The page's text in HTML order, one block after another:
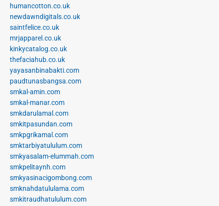
humancotton.co.uk
newdawndigitals.co.uk
saintfelice.co.uk
mrjapparel.co.uk
kinkycatalog.co.uk
thefaciahub.co.uk
yayasanbinabakti.com
paudtunasbangsa.com
smkal-amin.com
smkal-manar.com
smkdarulamal.com
smkitpasundan.com
smkpgrikamal.com
smktarbiyatululum.com
smkyasalam-elummah.com
smkpelitaynh.com
smkyasinacigombong.com
smknahdatululama.com
smkitraudhatululum.com